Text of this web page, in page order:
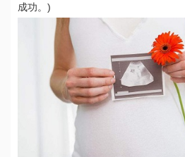
成功。)